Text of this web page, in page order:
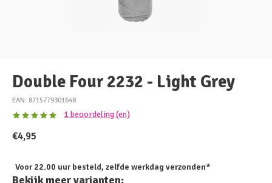
Double Four 2232 - Light Grey
EAN: 8715779301648
1 beoordeling (en)
€4,95
Voor 22.00 uur besteld, zelfde werkdag verzonden*
Bekijk meer varianten: